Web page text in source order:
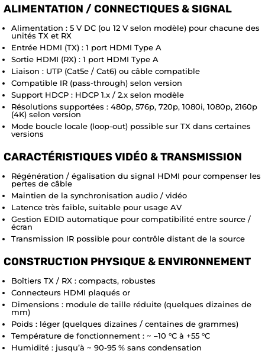
ALIMENTATION / CONNECTIQUES & SIGNAL
Alimentation : 5 V DC (ou 12 V selon modèle) pour chacune des
unités TX et RX
Entrée HDMI (TX) : 1 port HDMI Type A
Sortie HDMI (RX) : 1 port HDMI Type A
Liaison : UTP (Cat5e / Cat6) ou câble compatible
Compatible IR (pass-through) selon version
Support HDCP : HDCP 1.x / 2.x selon modèle
Résolutions supportées : 480p, 576p, 720p, 1080i, 1080p, 2160p
(4K) selon version
Mode boucle locale (loop-out) possible sur TX dans certaines
versions
CARACTÉRISTIQUES VIDÉO & TRANSMISSION
Régénération / égalisation du signal HDMI pour compenser les
pertes de câble
Maintien de la synchronisation audio / vidéo
Latence très faible, suitable pour usage AV
Gestion EDID automatique pour compatibilité entre source /
écran
Transmission IR possible pour contrôle distant de la source
CONSTRUCTION PHYSIQUE & ENVIRONNEMENT
Boîtiers TX / RX : compacts, robustes
Connecteurs HDMI plaqués or
Dimensions : module de taille réduite (quelques dizaines de
mm)
Poids : léger (quelques dizaines / centaines de grammes)
Température de fonctionnement : ~ –10 °C à +55 °C
Humidité : jusqu’à ~ 90-95 % sans condensation